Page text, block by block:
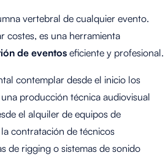
vertebral de cualquier evento.
costes, es una herramienta
de eventos eficiente y profesional.
contemplar desde el inicio los
producción técnica audiovisual
el alquiler de equipos de
contratación de técnicos
de rigging o sistemas de sonido